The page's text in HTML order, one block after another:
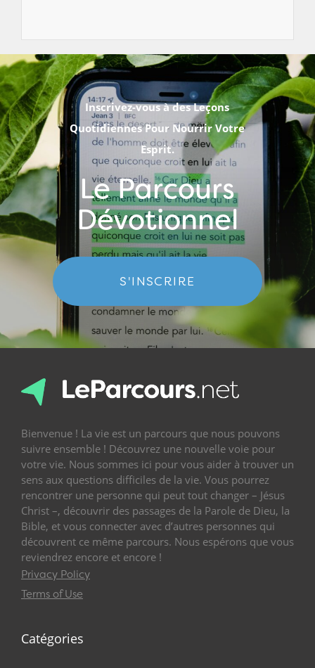
Inscrivez-vous à des Leçons
Quotidiennes Pour Nourrir Votre
Esprit.
Le Parcours
Dévotionnel
S'INSCRIRE
Bienvenue ! La vie est un parcours que nous pouvons
suivre ensemble ! Découvrez une nouvelle voie pour
votre vie. Nous sommes ici pour vous aider à trouver un
sens aux questions difficiles de la vie. Vous pourrez
rencontrer une personne qui peut tout changer – Jésus
Christ –, découvrir des passages de la Parole de Dieu, la
Bible, et vous connecter avec d’autres personnes qui
découvrent ce même parcours. Nous espérons que vous
reviendrez encore et encore !
Privacy Policy
Terms of Use
Catégories